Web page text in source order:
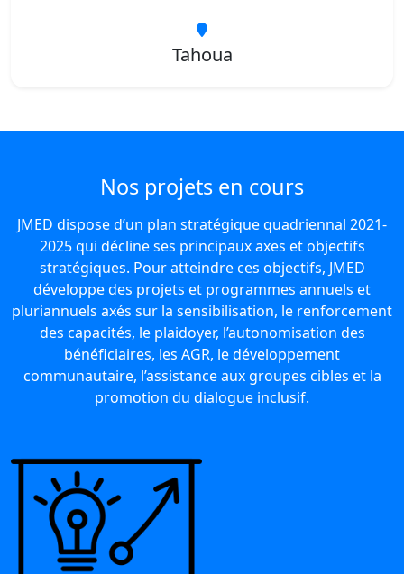
Tahoua
Nos projets en cours
JMED dispose d’un plan stratégique quadriennal 2021-
2025 qui décline ses principaux axes et objectifs
stratégiques. Pour atteindre ces objectifs, JMED
développe des projets et programmes annuels et
pluriannuels axés sur la sensibilisation, le renforcement
des capacités, le plaidoyer, l’autonomisation des
bénéficiaires, les AGR, le développement
communautaire, l’assistance aux groupes cibles et la
promotion du dialogue inclusif.